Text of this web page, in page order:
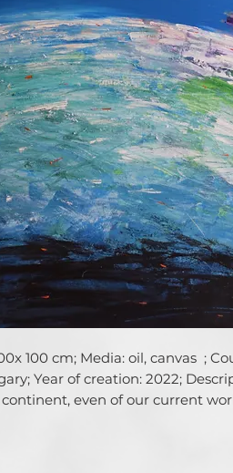
100 cm; Media: oil, canvas  ;
Year of creation: 2022;
even of our current